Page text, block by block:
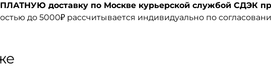
доставку по Москве курьерской службой СДЭК
до 5000₽ рассчитывается индивидуально по